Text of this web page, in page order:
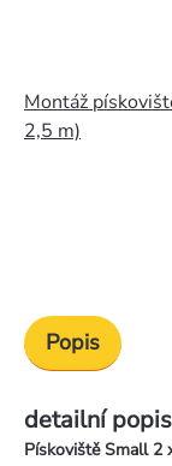
Montáž
2,5 m)
Popis
detailní
Pískoviště Small 2